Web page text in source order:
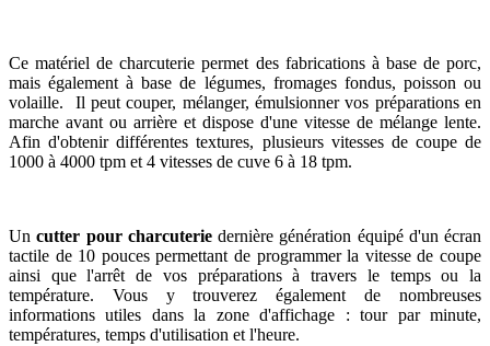
Ce matériel de charcuterie permet des fabrications à base de porc,
mais également à base de légumes, fromages fondus, poisson ou
volaille. Il peut couper, mélanger, émulsionner vos préparations en
marche avant ou arrière et dispose d'une vitesse de mélange lente.
Afin d'obtenir différentes textures, plusieurs vitesses de coupe de
1000 à 4000 tpm et 4 vitesses de cuve 6 à 18 tpm.
Uncutter pour charcuterie dernière génération équipé d'un écran
tactile de 10 pouces permettant de programmer la vitesse de coupe
ainsi que l'arrêt de vos préparations à travers le temps ou la
température. Vous y trouverez également de nombreuses
informations utiles dans la zone d'affichage : tour par minute,
températures, temps d'utilisation et l'heure.